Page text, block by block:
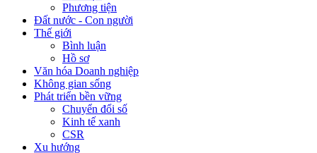
Phương tiện
Đất nước - Con người
Thế giới
Bình luận
Hồ sơ
Văn hóa Doanh nghiệp
Không gian sống
Phát triển bền vững
Chuyển đổi số
Kinh tế xanh
CSR
Xu hướng